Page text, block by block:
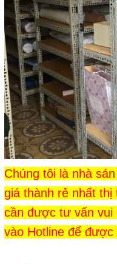
Chúng tôi là nhà
giá thành rẻ nhất
cần được tư vấn vui
vào Hotline để